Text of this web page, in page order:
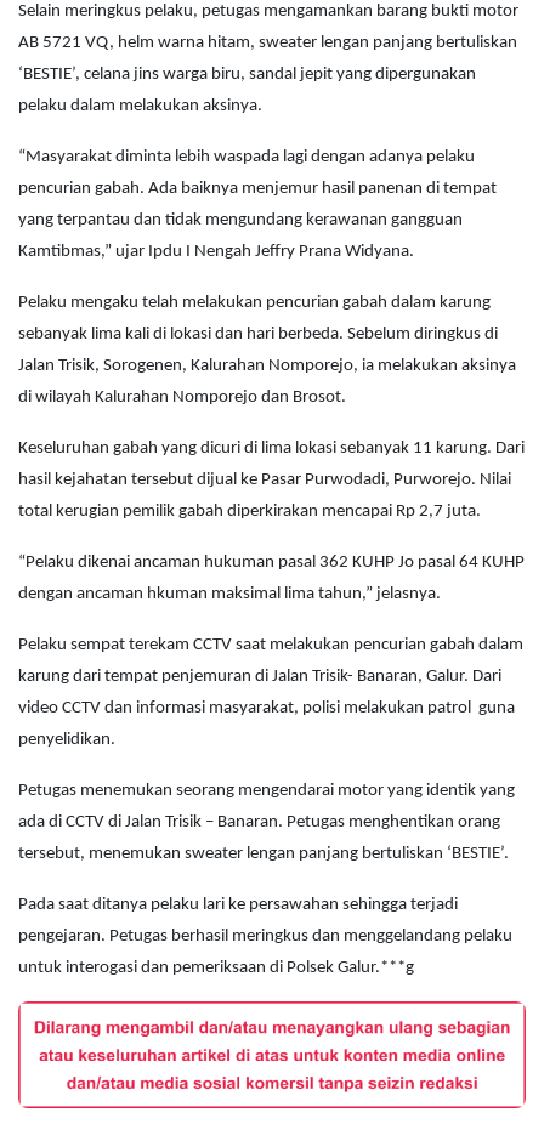
Selain meringkus pelaku, petugas mengamankan barang bukti motor
AB 5721 VQ, helm warna hitam, sweater lengan panjang bertuliskan
‘BESTIE’, celana jins warga biru, sandal jepit yang dipergunakan
pelaku dalam melakukan aksinya.
“Masyarakat diminta lebih waspada lagi dengan adanya pelaku
pencurian gabah. Ada baiknya menjemur hasil panenan di tempat
yang terpantau dan tidak mengundang kerawanan gangguan
Kamtibmas,” ujar Ipdu I Nengah Jeffry Prana Widyana.
Pelaku mengaku telah melakukan pencurian gabah dalam karung
sebanyak lima kali di lokasi dan hari berbeda. Sebelum diringkus di
Jalan Trisik, Sorogenen, Kalurahan Nomporejo, ia melakukan aksinya
di wilayah Kalurahan Nomporejo dan Brosot.
Keseluruhan gabah yang dicuri di lima lokasi sebanyak 11 karung. Dari
hasil kejahatan tersebut dijual ke Pasar Purwodadi, Purworejo. Nilai
total kerugian pemilik gabah diperkirakan mencapai Rp 2,7 juta.
“Pelaku dikenai ancaman hukuman pasal 362 KUHP Jo pasal 64 KUHP
dengan ancaman hkuman maksimal lima tahun,” jelasnya.
Pelaku sempat terekam CCTV saat melakukan pencurian gabah dalam
karung dari tempat penjemuran di Jalan Trisik- Banaran, Galur. Dari
video CCTV dan informasi masyarakat, polisi melakukan patrol guna
penyelidikan.
Petugas menemukan seorang mengendarai motor yang identik yang
ada di CCTV di Jalan Trisik – Banaran. Petugas menghentikan orang
tersebut, menemukan sweater lengan panjang bertuliskan ‘BESTIE’.
Pada saat ditanya pelaku lari ke persawahan sehingga terjadi
pengejaran. Petugas berhasil meringkus dan menggelandang pelaku
untuk interogasi dan pemeriksaan di Polsek Galur.***g